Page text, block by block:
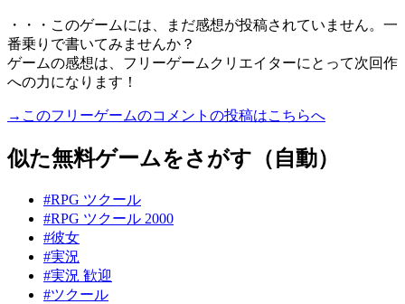
・・・このゲームには、まだ感想が投稿されていません。一
番乗りで書いてみませんか？
ゲームの感想は、フリーゲームクリエイターにとって次回作
への力になります！
→このフリーゲームのコメントの投稿はこちらへ
似た無料ゲームをさがす（自動）
#RPG ツクール
#RPG ツクール 2000
#彼女
#実況
#実況 歓迎
#ツクール